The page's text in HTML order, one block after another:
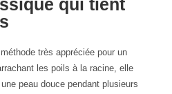
qui tient
très appréciée pour un
les poils à la racine, elle
peau douce pendant plusieurs